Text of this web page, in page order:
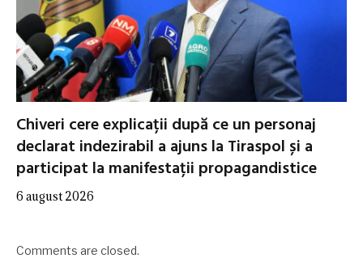
Chiveri cere explicații după ce un personaj
declarat indezirabil a ajuns la Tiraspol și a
participat la manifestații propagandistice
6 august 2026
Comments are closed.